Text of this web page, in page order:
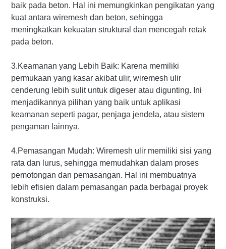
baik pada beton. Hal ini memungkinkan pengikatan yang
kuat antara wiremesh dan beton, sehingga
meningkatkan kekuatan struktural dan mencegah retak
pada beton.
3.Keamanan yang Lebih Baik: Karena memiliki
permukaan yang kasar akibat ulir, wiremesh ulir
cenderung lebih sulit untuk digeser atau digunting. Ini
menjadikannya pilihan yang baik untuk aplikasi
keamanan seperti pagar, penjaga jendela, atau sistem
pengaman lainnya.
4.Pemasangan Mudah: Wiremesh ulir memiliki sisi yang
rata dan lurus, sehingga memudahkan dalam proses
pemotongan dan pemasangan. Hal ini membuatnya
lebih efisien dalam pemasangan pada berbagai proyek
konstruksi.